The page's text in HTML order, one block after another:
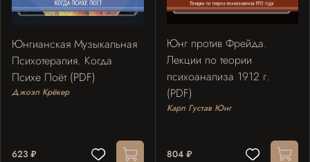
Юнгианская Музыкальная
Психотерапия. Когда
Психе Поёт (PDF)
Джоэл Крёкер
623 ₽
Юнг против Фрейда.
Лекции по теории
психоанализа 1912 г.
(PDF)
Карл Густав Юнг
804 ₽